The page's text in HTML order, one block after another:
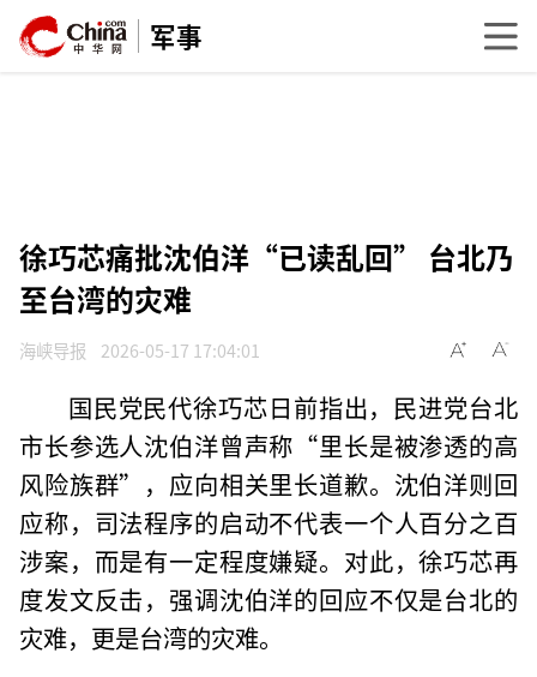
军事
徐巧芯痛批沈伯洋“已读乱回” 台北乃
至台湾的灾难
海峡导报 2026-05-17 17:04:01
国民党民代徐巧芯日前指出，民进党台北
市长参选人沈伯洋曾声称“里长是被渗透的高
风险族群”，应向相关里长道歉。沈伯洋则回
应称，司法程序的启动不代表一个人百分之百
涉案，而是有一定程度嫌疑。对此，徐巧芯再
度发文反击，强调沈伯洋的回应不仅是台北的
灾难，更是台湾的灾难。